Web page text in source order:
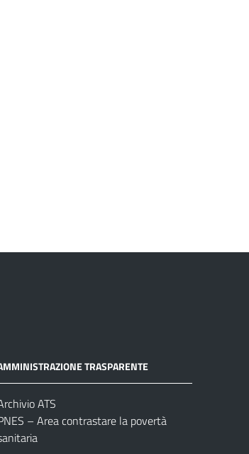
TRASPARENTE
ATS
– Area contrastare la povertà